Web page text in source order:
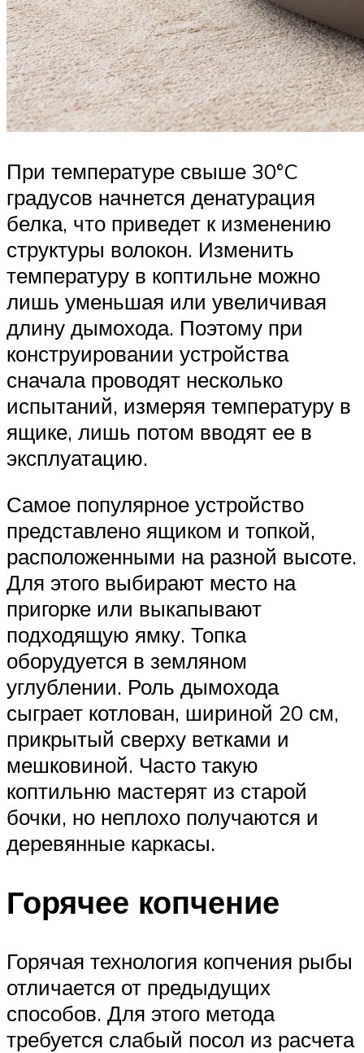
При температуре свыше 30°C
градусов начнется денатурация
белка, что приведет к изменению
структуры волокон. Изменить
температуру в коптильне можно
лишь уменьшая или увеличивая
длину дымохода. Поэтому при
конструировании устройства
сначала проводят несколько
испытаний, измеряя температуру в
ящике, лишь потом вводят ее в
эксплуатацию.
Самое популярное устройство
представлено ящиком и топкой,
расположенными на разной высоте.
Для этого выбирают место на
пригорке или выкапывают
подходящую ямку. Топка
оборудуется в земляном
углублении. Роль дымохода
сыграет котлован, шириной 20 см,
прикрытый сверху ветками и
мешковиной. Часто такую
коптильню мастерят из старой
бочки, но неплохо получаются и
деревянные каркасы.
Горячее копчение
Горячая технология копчения рыбы
отличается от предыдущих
способов. Для этого метода
требуется слабый посол из расчета